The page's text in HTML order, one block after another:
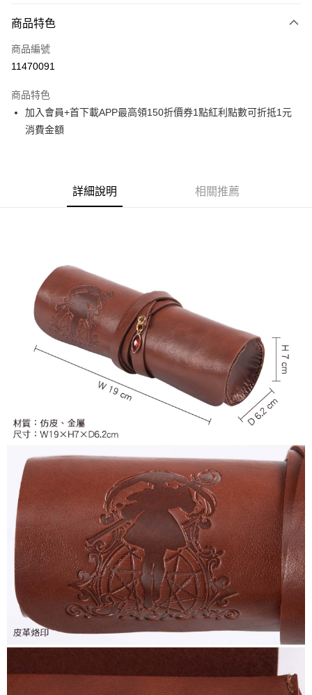
信用卡一次付款
超商取貨付款
Apple Pay
悠遊付
全家取貨付款
每筆NT$65，滿NT$1,300(含以上)免運費
付款後全家取貨
每筆NT$65，滿NT$1,300(含以上)免運費
(不開放使用，請勿選取）
每筆NT$65，滿NT$1,300(含以上)免運費
每筆NT$65，滿NT$1,300(含以上)免運費
宅配-木棉花樂園專用
每筆NT$100，滿NT$1,300(含以上)免運費
宅配-離島(澎湖/金門/馬祖)-木棉花樂園專用
每筆NT$220
黑貓宅配-貨到付款
每筆NT$150
商品特色
商品編號
11470091
商品特色
加入會員+首下載APP最高領150折價券1點紅利點數可折抵1元
消費金額
詳細說明 相關推薦